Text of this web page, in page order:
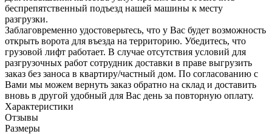
беспрепятственный подъезд нашей машины к месту
разгрузки.
Заблаговременно удостоверьтесь, что у Вас будет возможность
открыть ворота для въезда на территорию. Убедитесь, что
грузовой лифт работает. В случае отсутствия условий для
разгрузочных работ сотрудник доставки в праве выгрузить
заказ без заноса в квартиру/частный дом. По согласованию с
Вами мы можем вернуть заказ обратно на склад и доставить
вновь в другой удобный для Вас день за повторную оплату.
Характеристики
Отзывы
Размеры